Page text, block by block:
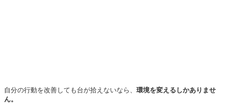
自分の行動を改善しても台が拾えないなら、 環境を変えるしかありませ
ん。